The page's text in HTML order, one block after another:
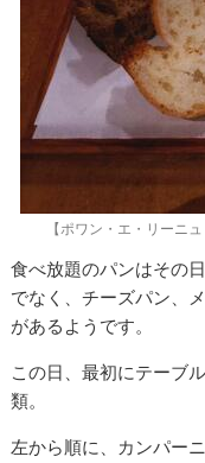
【ポワン・エ・リーニ
食べ放題のパンはその
でなく、チーズパン、
があるようです。
この日、最初にテーブ
類。
左から順に、カンパー